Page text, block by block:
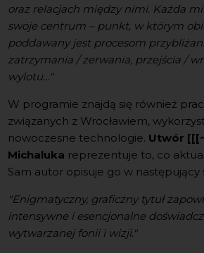
oraz relacjach między nimi. Każda
swoje centrum – punkt, w którym
poddawany jest procesom
zatrzymania / zerwania, przejścia /
wylotu…"
W programie znajdą się również
związanych z Wrocławiem,
nowoczesne technologie. Utwór
Michaluka reprezentuje to, co
Sam autor opisuje go w następujący
"Enigmatyczny, graficzny tytuł
intensywne i esencjonalne
wytwarzanej fonii i wizji."